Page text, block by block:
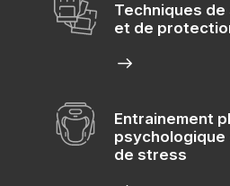
Techniques
et de
Entrainement
psychologique
de stress